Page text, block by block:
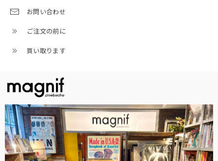
お問い合わせ
ご注文の前に
買い取ります